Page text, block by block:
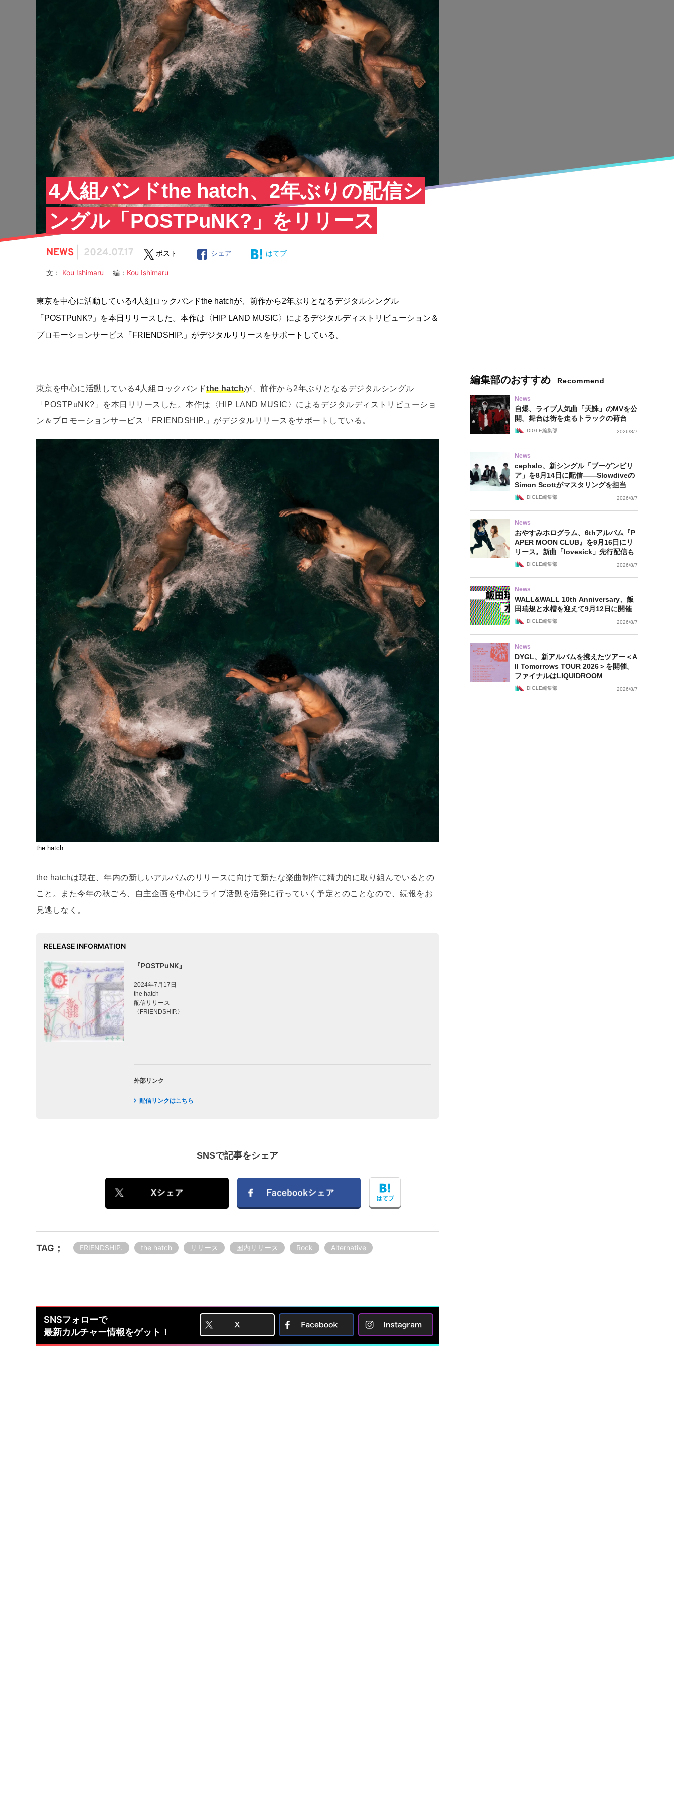
4人組バンドthe hatch、2年ぶりの配信シ
ングル「POSTPuNK?」をリリース
NEWS 2024.07.17 ポスト シェア はてブ
文： Kou Ishimaru 編： Kou Ishimaru
東京を中心に活動している4人組ロックバンドthe hatchが、前作から2年ぶりとなるデジタルシングル
「POSTPuNK?」を本日リリースした。本作は〈HIP LAND MUSIC〉によるデジタルディストリビューション＆
プロモーションサービス「FRIENDSHIP.」がデジタルリリースをサポートしている。
東京を中心に活動している4人組ロックバンドthe hatchが、前作から2年ぶりとなるデジタルシングル
「POSTPuNK?」を本日リリースした。本作は〈HIP LAND MUSIC〉によるデジタルディストリビューショ
ン＆プロモーションサービス「FRIENDSHIP.」がデジタルリリースをサポートしている。
the hatch
the hatchは現在、年内の新しいアルバムのリリースに向けて新たな楽曲制作に精力的に取り組んでいるとの
こと。また今年の秋ごろ、自主企画を中心にライブ活動を活発に行っていく予定とのことなので、続報をお
見逃しなく。
RELEASE INFORMATION
『POSTPuNK』
2024年7月17日
the hatch
配信リリース
〈FRIENDSHIP.〉
外部リンク
配信リンクはこちら
SNSで記事をシェア
TAG； FRIENDSHIP. the hatch リリース 国内リリース Rock Alternative
SNSフォローで
最新カルチャー情報をゲット！
編集部のおすすめ Recommend
News
自爆、ライブ人気曲「天誅」のMVを公
開。舞台は街を走るトラックの荷台
DIGLE編集部 2026/8/7
News
cephalo、新シングル「ブーゲンビリ
ア」を8月14日に配信——Slowdiveの
Simon Scottがマスタリングを担当
DIGLE編集部 2026/8/7
News
おやすみホログラム、6thアルバム『P
APER MOON CLUB』を9月16日にリ
リース。新曲「lovesick」先行配信も
DIGLE編集部 2026/8/7
News
WALL&WALL 10th Anniversary、飯
田瑞規と水槽を迎えて9月12日に開催
DIGLE編集部 2026/8/7
News
DYGL、新アルバムを携えたツアー＜A
ll Tomorrows TOUR 2026＞を開催。
ファイナルはLIQUIDROOM
DIGLE編集部 2026/8/7